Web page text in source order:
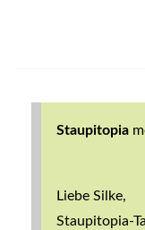
Staupitopia
Liebe Silke,
Staupitopia-